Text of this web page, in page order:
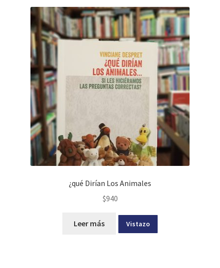
¿qué Dirían Los Animales
$940
Leer más Vistazo